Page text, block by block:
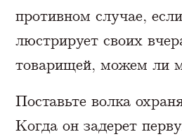
противном случае,
люстрирует своих
товарищей, можем ли
Поставьте волка
Когда он задерет